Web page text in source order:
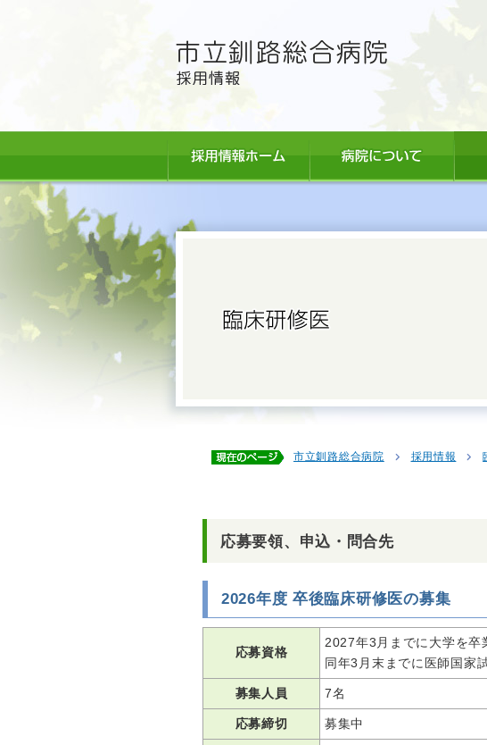
市立釧路総合病院 採用情報
応募要領、申込・問合先
2026年度 卒後臨床研修医の募集
応募資格
2027年3月までに大学を卒
同年3月末までに医師国家
募集人員 7名
応募締切 募集中